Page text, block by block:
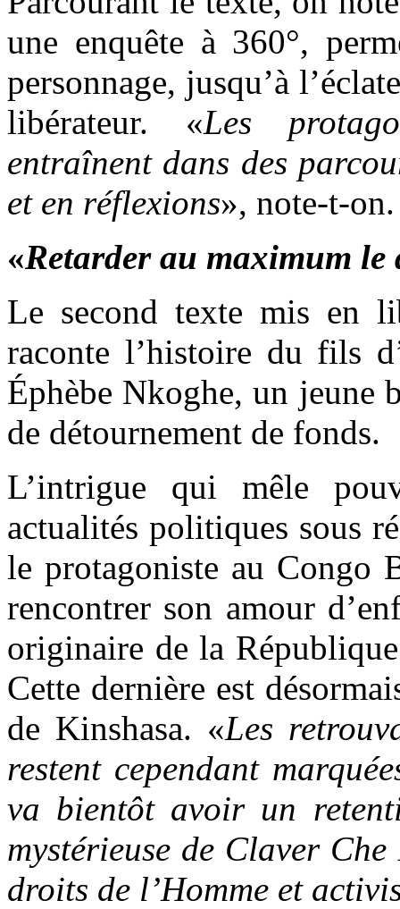
une enquête à 360°,
personnage, jusqu’à
libérateur. «Les
entraînent dans des
et en réflexions», note-t-on.
«Retarder au maximum le
Le second texte mis en
raconte l’histoire du fils
Éphèbe Nkoghe, un jeune
de détournement de fonds.
L’intrigue qui mêle
actualités politiques sous
le protagoniste au Congo
rencontrer son amour
originaire de la
Cette dernière est
de Kinshasa. «Les
restent cependant
va bientôt avoir un
mystérieuse de Claver
droits de l’Homme et